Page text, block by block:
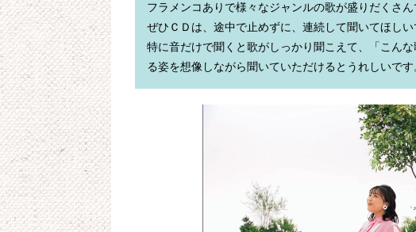
フラメンコありで様々なジャンルの歌が盛りだくさ
ぜひＣＤは、途中で止めずに、連続して聞いてほしい
特に音だけで聞くと歌がしっかり聞こえて、「こん